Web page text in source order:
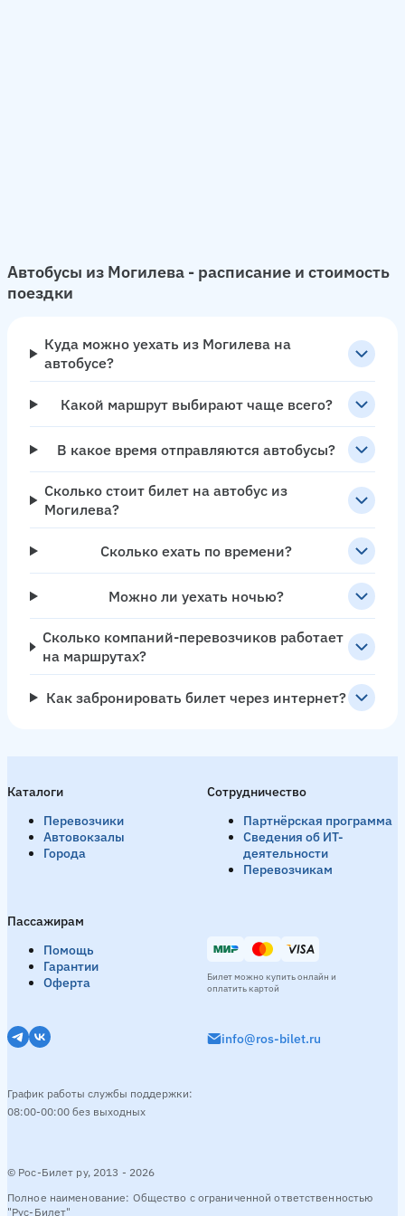
Автобусы из Могилева - расписание и стоимость
поездки
Куда можно уехать из Могилева на
автобусе?
Какой маршрут выбирают чаще всего?
В какое время отправляются автобусы?
Сколько стоит билет на автобус из
Могилева?
Сколько ехать по времени?
Можно ли уехать ночью?
Сколько компаний-перевозчиков работает
на маршрутах?
Как забронировать билет через интернет?
Каталоги
Перевозчики
Автовокзалы
Города
Пассажирам
Помощь
Гарантии
Оферта
Сотрудничество
Партнёрская программа
Сведения об ИТ-
деятельности
Перевозчикам
© Рос-Билет ру, 2013 - 2026
Полное наименование: Общество с ограниченной ответственностью
"Рус-Билет"
info@ros-bilet.ru
График работы службы поддержки:
08:00-00:00 без выходных
Билет можно купить онлайн и
оплатить картой